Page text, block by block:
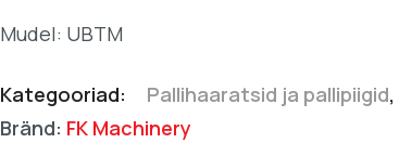
Mudel: UBTM
Kategooriad: Pallihaaratsid ja pallipiigid,
Bränd: FK Machinery